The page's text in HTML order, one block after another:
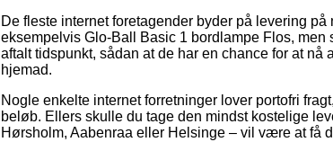
De fleste internet foretagender byder på levering
eksempelvis Glo-Ball Basic 1 bordlampe Flos,
aftalt tidspunkt, sådan at de har en chance for at
hjemad.
Nogle enkelte internet forretninger lover portofri
beløb. Ellers skulle du tage den mindst kostelige
Hørsholm, Aabenraa eller Helsinge – vil være at få